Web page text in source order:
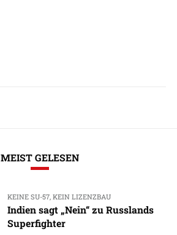
MEIST GELESEN
KEINE SU-57, KEIN LIZENZBAU
Indien sagt „Nein“ zu Russlands
Superfighter